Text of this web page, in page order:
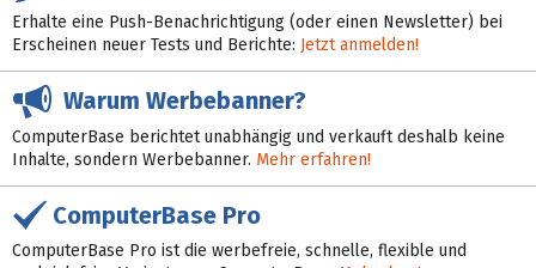
Erhalte eine Push-Benachrichtigung (oder einen Newsletter) bei
Erscheinen neuer Tests und Berichte: Jetzt anmelden!
Warum Werbebanner?
ComputerBase berichtet unabhängig und verkauft deshalb keine
Inhalte, sondern Werbebanner. Mehr erfahren!
ComputerBase Pro
ComputerBase Pro ist die werbefreie, schnelle, flexible und